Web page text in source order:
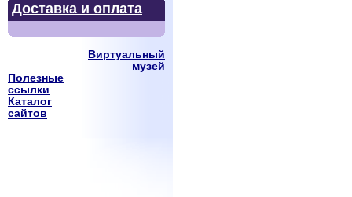
Доставка и оплата
Виртуальный
музей
Полезные
ссылки
Каталог
сайтов